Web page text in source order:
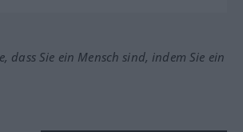
dass Sie ein Mensch sind, indem Sie ein